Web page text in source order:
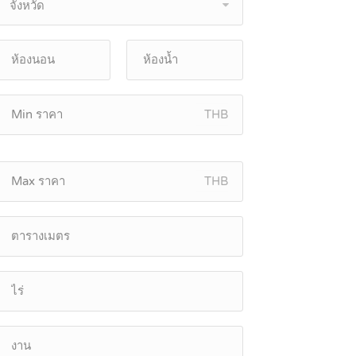
จังหวัด
THB
THB